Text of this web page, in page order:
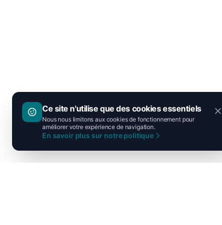
Ce site n'utilise que des cookies essentiels
Nous nous limitons aux cookies de fonctionnement pour
améliorer votre expérience de navigation.
En savoir plus sur notre politique